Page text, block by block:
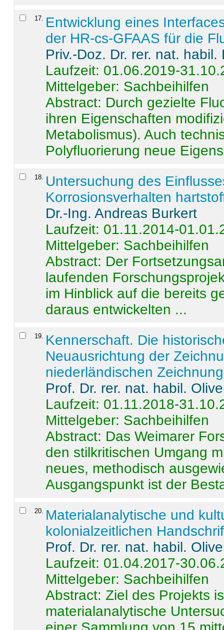
17
Entwicklung eines
der HR-cs-GFAAS für die
Priv.-Doz. Dr. rer. nat.
Laufzeit: 01.06.2019-
Mittelgeber: Sachbeihilfen
Abstract: Durch gezielte
ihren Eigenschaften
Metabolismus). Auch
Polyfluorierung neue
18
Untersuchung des
Korrosionsverhalten
Dr.-Ing. Andreas Burkert
Laufzeit: 01.11.2014-
Mittelgeber: Sachbeihilfen
Abstract: Der
laufenden
im Hinblick auf die bereits
daraus entwickelten ...
19
Kennerschaft. Die
Neuausrichtung der
niederländischen
Prof. Dr. rer. nat. habil.
Laufzeit: 01.11.2018-
Mittelgeber: Sachbeihilfen
Abstract: Das Weimarer
den stilkritischen Umgang
neues, methodisch
Ausgangspunkt ist der
20
Materialanalytische und
kolonialzeitlichen
Prof. Dr. rer. nat. habil.
Laufzeit: 01.04.2017-
Mittelgeber: Sachbeihilfen
Abstract:Ziel des Projekts
materialanalytische